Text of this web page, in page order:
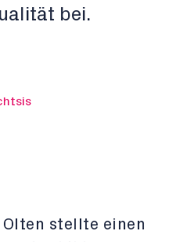
bei.
Olten stellte einen